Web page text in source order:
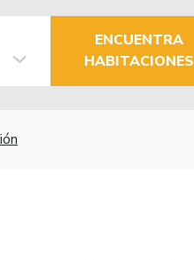
ENCUENTRA
HABITACIONES